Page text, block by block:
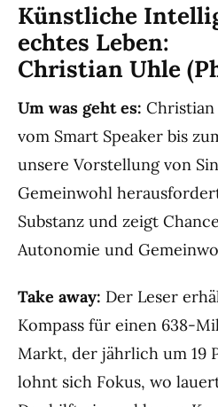
Künstliche
echtes Leben:
Christian Uhle
Um was geht es:
vom Smart Speaker bis
unsere Vorstellung von
Gemeinwohl
Substanz und zeigt
Autonomie und
Take away: Der Leser
Kompass für einen 638-
Markt, der jährlich um 19
lohnt sich Fokus, wo